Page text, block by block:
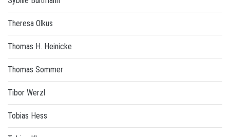
Theresa Olkus
Thomas H. Heinicke
Thomas Sommer
Tibor Werzl
Tobias Hess